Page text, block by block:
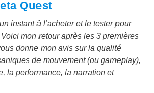
Quest
instant à l’acheter et le tester pour
mon retour après les 3 premières
donne mon avis sur la qualité
de mouvement (ou gameplay),
la performance, la narration et